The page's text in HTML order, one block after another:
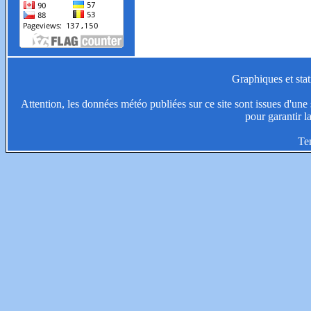
Graphiques et
Attention, les données météo publiées sur ce site sont issues
pour garantir